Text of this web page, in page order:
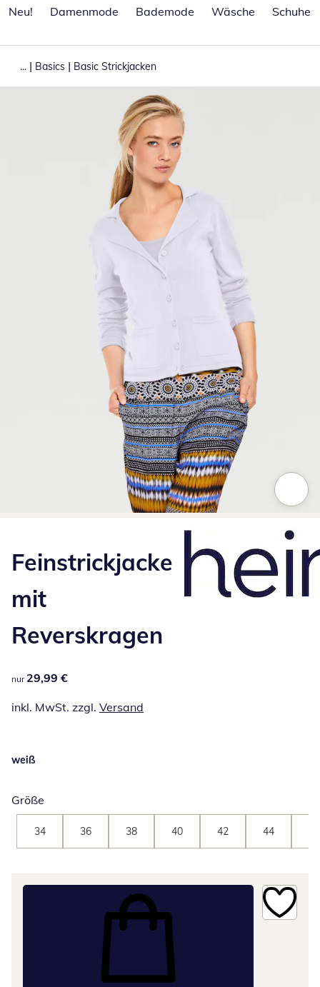
Neu!
Damenmode Bademode Wäsche Schuhe
... | Basics | Basic Strickjacken
Feinstrickjacke
mit
Reverskragen
29,99 €
nur 29,99 €
inkl. MwSt. zzgl. Versand
weiß
Größe
34 36 38 40 42 44